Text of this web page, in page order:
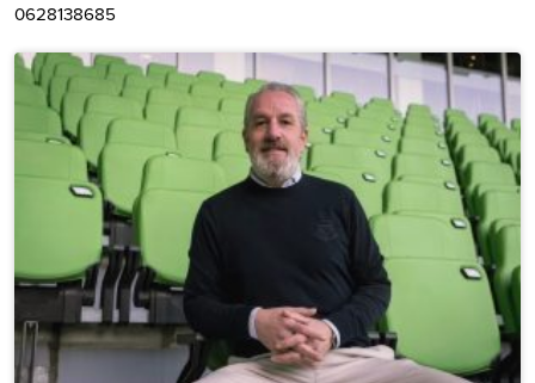
0628138685